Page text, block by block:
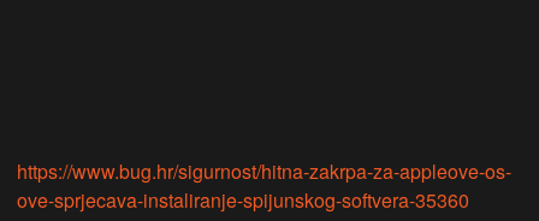
https://www.bug.hr/sigurnost/hitna-zakrpa-za-appleove-os-
ove-sprjecava-instaliranje-spijunskog-softvera-35360